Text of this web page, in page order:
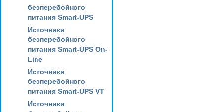
бесперебойного
питания Smart-UPS
Источники
бесперебойного
питания Smart-UPS On-
Line
Источники
бесперебойного
питания Smart-UPS VT
Источники